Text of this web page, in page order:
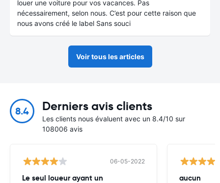
louer une voiture pour vos vacances. Pas
nécessairement, selon nous. C’est pour cette raison que
nous avons créé le label Sans souci
Voir tous les articles
8.4 Derniers avis clients
Les clients nous évaluent avec un 8.4/10 sur
108006 avis
06-05-2022
Le seul loueur ayant un aucun